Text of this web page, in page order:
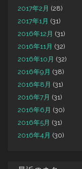
2017年2月 (28)
2017年1月 (31)
2016年12月 (31)
2016年11月 (32)
2016年10月 (32)
2016年9月 (38)
2016年8月 (31)
2016年7月 (31)
2016年6月 (30)
2016年5月 (31)
2016年4月 (30)